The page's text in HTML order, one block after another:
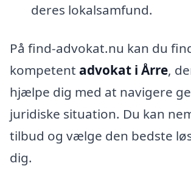
deres lokalsamfund.
På find-advokat.nu kan du
kompetent advokat i Årre,
hjælpe dig med at navigere
juridiske situation. Du kan
tilbud og vælge den bedste
dig.